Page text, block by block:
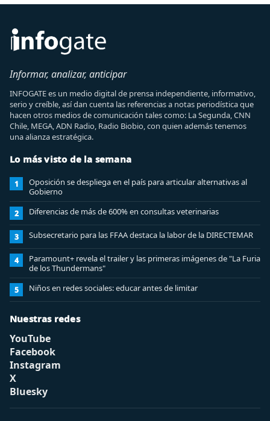
Informar, analizar, anticipar
INFOGATE es un medio digital de prensa independiente, informativo,
serio y creíble, así dan cuenta las referencias a notas periodística que
hacen otros medios de comunicación tales como: La Segunda, CNN
Chile, MEGA, ADN Radio, Radio Biobio, con quien además tenemos
una alianza estratégica.
Lo más visto de la semana
1
Oposición se despliega en el país para articular alternativas al
Gobierno
2 Diferencias de más de 600% en consultas veterinarias
3 Subsecretario para las FFAA destaca la labor de la DIRECTEMAR
4
Paramount+ revela el trailer y las primeras imágenes de "La Furia
de los Thundermans"
5 Niños en redes sociales: educar antes de limitar
Nuestras redes
YouTube
Facebook
Instagram
X
Bluesky